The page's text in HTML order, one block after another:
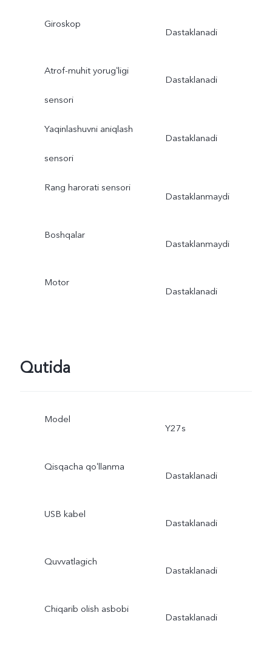
Giroskop
Dastaklanadi
Atrof-muhit yorugʻligi
sensori
Dastaklanadi
Yaqinlashuvni aniqlash
sensori
Dastaklanadi
Rang harorati sensori
Dastaklanmaydi
Boshqalar
Dastaklanmaydi
Motor
Dastaklanadi
Qutida
Model
Y27s
Qisqacha qoʻllanma
Dastaklanadi
USB kabel
Dastaklanadi
Quvvatlagich
Dastaklanadi
Chiqarib olish asbobi
Dastaklanadi